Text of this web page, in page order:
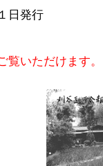
日発行
いただけます。